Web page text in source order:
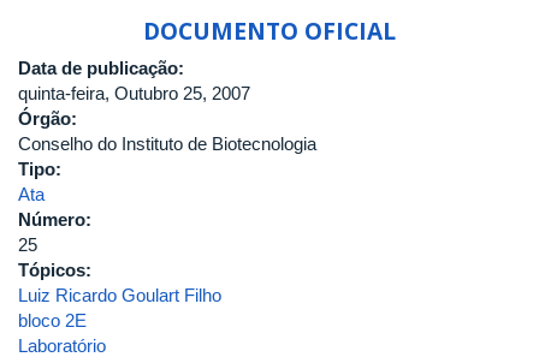
DOCUMENTO OFICIAL
Data de publicação:
quinta-feira, Outubro 25, 2007
Órgão:
Conselho do Instituto de Biotecnologia
Tipo:
Ata
Número:
25
Tópicos:
Luiz Ricardo Goulart Filho
bloco 2E
Laboratório